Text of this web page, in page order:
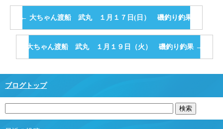
← 大ちゃん渡船 武丸 １月１７日(日） 磯釣り釣果
大ちゃん渡船 武丸 １月１９日（火） 磯釣り釣果 →
ブログトップ